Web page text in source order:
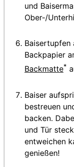
und
Ober-/
Baisertupfen
Backpapier
Backmatte*
Baiser
bestreuen
backen.
und Tür
entweichen
genießen!